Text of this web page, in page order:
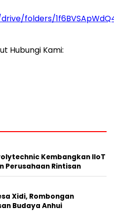
folders/
Hubungi Kami:
Kembangkan IIoT
Perusahaan Rintisan
Xidi, Rombongan
Budaya Anhui